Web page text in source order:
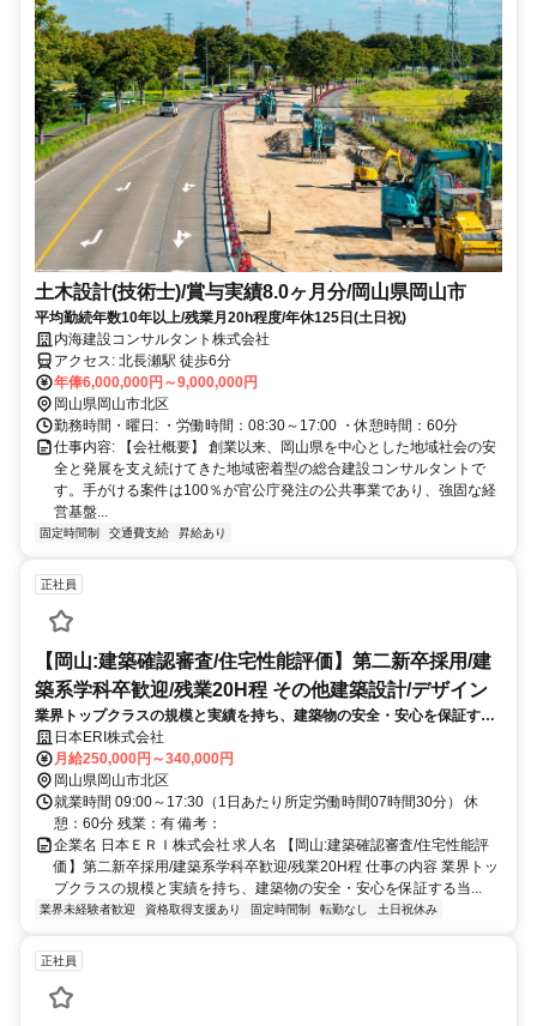
土木設計(技術士)/賞与実績8.0ヶ月分/岡山県岡山市
平均勤続年数10年以上/残業月20h程度/年休125日(土日祝)
内海建設コンサルタント株式会社
アクセス: 北長瀬駅 徒歩6分
年俸6,000,000円～9,000,000円
岡山県岡山市北区
勤務時間・曜日: ・労働時間：08:30～17:00 ・休憩時間：60分
仕事内容: 【会社概要】 創業以来、岡山県を中心とした地域社会の安
全と発展を支え続けてきた地域密着型の総合建設コンサルタントで
す。手がける案件は100％が官公庁発注の公共事業であり、強固な経
営基盤...
固定時間制 交通費支給 昇給あり
正社員
【岡山:建築確認審査/住宅性能評価】第二新卒採用/建
築系学科卒歓迎/残業20H程 その他建築設計/デザイン
業界トップクラスの規模と実績を持ち、建築物の安全・安心を保証する
当社にて建築技術者として活躍いただきます。着工前に図面等の法適合
を審査し、建てても問題ないかチェックする社会貢献性の高い業務で
す。
日本ERI株式会社
月給250,000円～340,000円
岡山県岡山市北区
就業時間 09:00～17:30（1日あたり所定労働時間07時間30分） 休
憩：60分 残業：有 備考：
企業名 日本ＥＲＩ株式会社 求人名 【岡山:建築確認審査/住宅性能評
価】第二新卒採用/建築系学科卒歓迎/残業20H程 仕事の内容 業界トッ
プクラスの規模と実績を持ち、建築物の安全・安心を保証する当...
業界未経験者歓迎 資格取得支援あり 固定時間制 転勤なし 土日祝休み
正社員